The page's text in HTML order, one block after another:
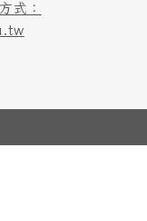
式：